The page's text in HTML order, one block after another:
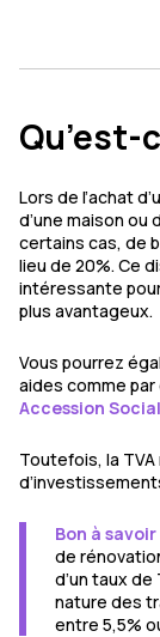
Qu’est-
Lors de l’achat
d’une maison ou
certains cas, de
lieu de 20%. Ce
intéressante
plus avantageux.
Vous pourrez
aides comme
Accession
Toutefois, la
Bon à savoir
de
d’un taux
nature des
entre 5,5%